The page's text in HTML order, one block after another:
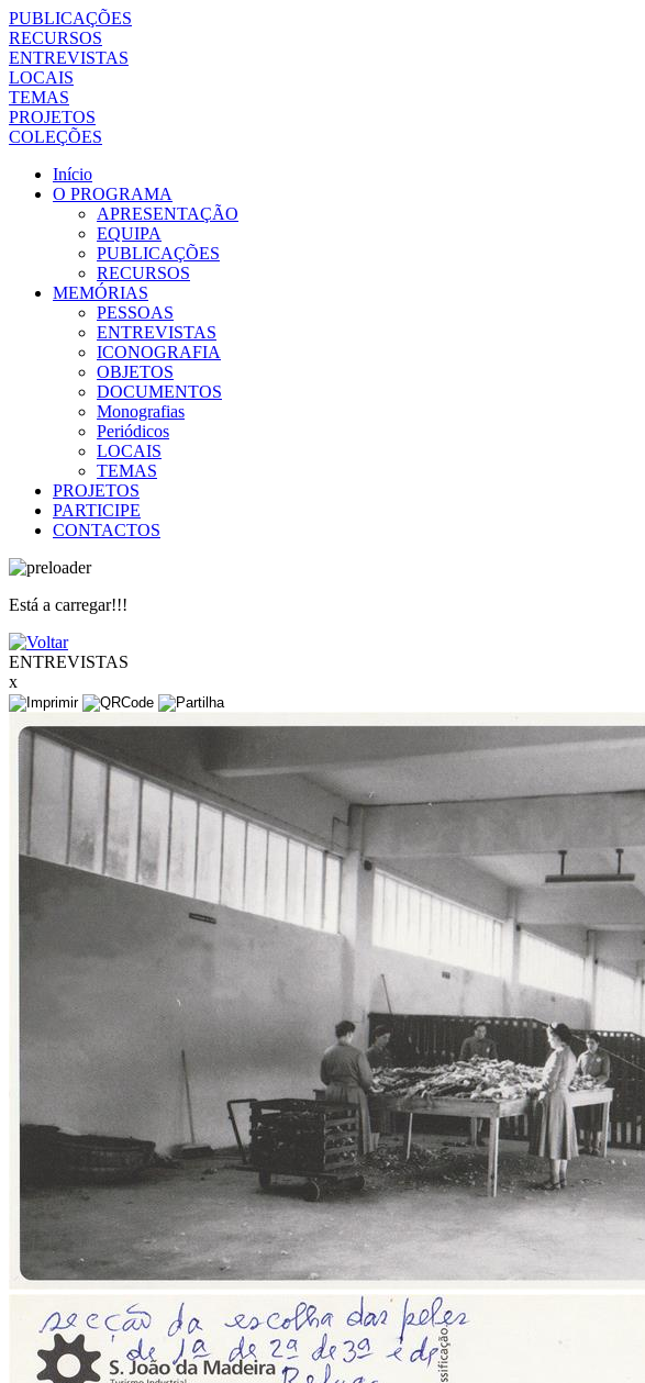
PUBLICAÇÕES
RECURSOS
ENTREVISTAS
LOCAIS
TEMAS
PROJETOS
COLEÇÕES
Início
O PROGRAMA
APRESENTAÇÃO
EQUIPA
PUBLICAÇÕES
RECURSOS
MEMÓRIAS
PESSOAS
ENTREVISTAS
ICONOGRAFIA
OBJETOS
DOCUMENTOS
Monografias
Periódicos
LOCAIS
TEMAS
PROJETOS
PARTICIPE
CONTACTOS
Está a carregar!!!
ENTREVISTAS
x